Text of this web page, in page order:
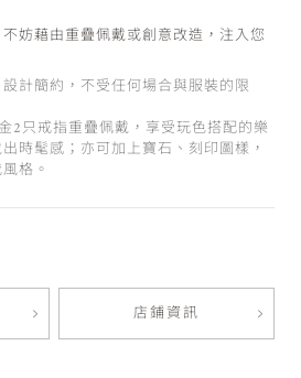
妨藉由重疊佩戴或創意改造，注入您
計簡約，不受任何場合與服裝的限
2只戒指重疊佩戴，享受玩色搭配的樂
時髦感；亦可加上寶石、刻印圖樣，
格。
店鋪資訊